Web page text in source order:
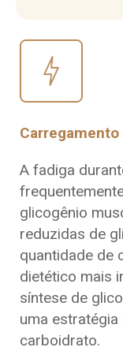
A fadiga
glicogênio
reduzidas de
quantidade de
dietético mais
síntese de
uma
carboidrato.